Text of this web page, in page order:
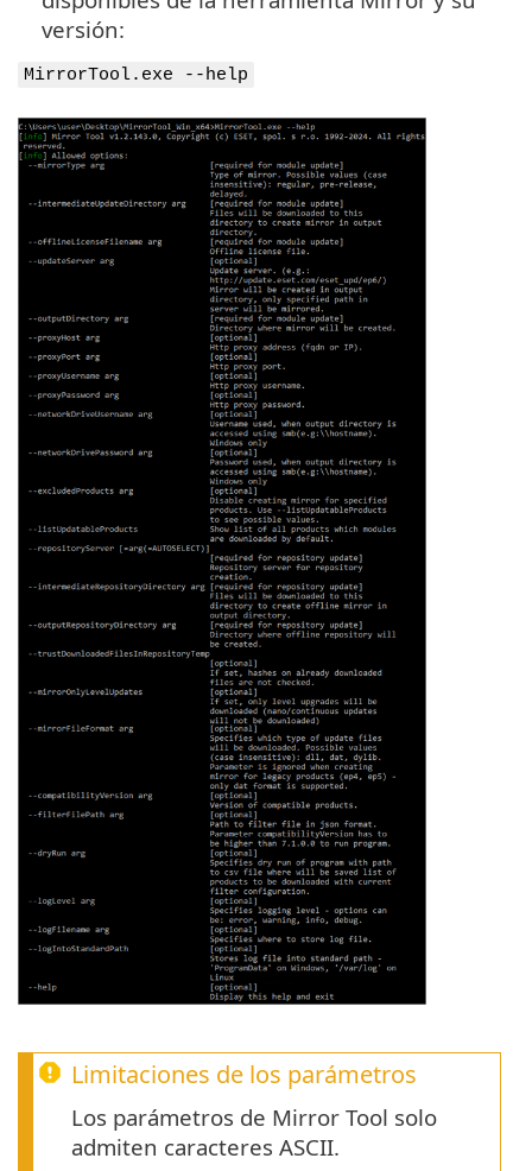
versión:
MirrorTool.exe --help
Limitaciones de los parámetros
Los parámetros de Mirror Tool solo
admiten caracteres ASCII.